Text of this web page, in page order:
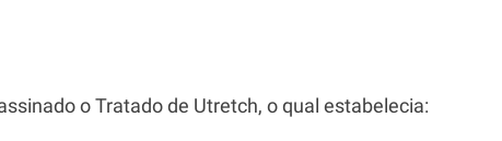
o Tratado de Utretch, o qual estabelecia: